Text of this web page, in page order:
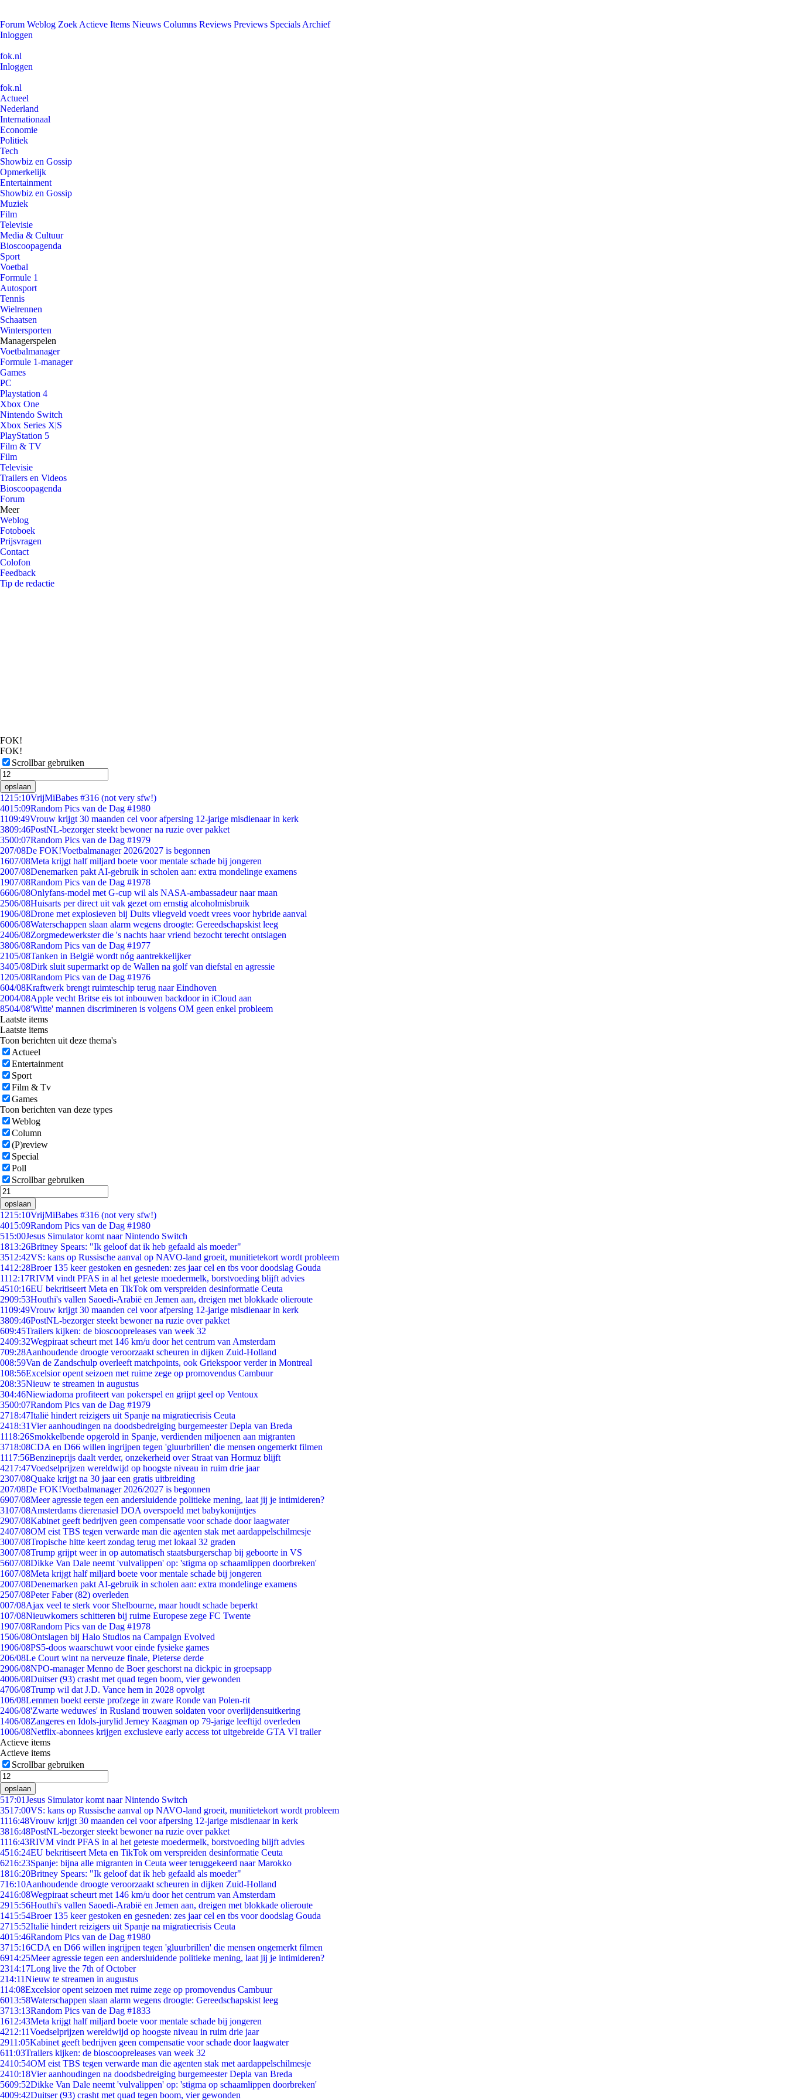
Forum Weblog Zoek Actieve Items Nieuws Columns Reviews Previews Specials Archief
Inloggen
fok.nl
Inloggen
fok.nl
Actueel
Nederland
Internationaal
Economie
Politiek
Tech
Showbiz en Gossip
Opmerkelijk
Entertainment
Showbiz en Gossip
Muziek
Film
Televisie
Media & Cultuur
Bioscoopagenda
Sport
Voetbal
Formule 1
Autosport
Tennis
Wielrennen
Schaatsen
Wintersporten
Managerspelen
Voetbalmanager
Formule 1-manager
Games
PC
Playstation 4
Xbox One
Nintendo Switch
Xbox Series X|S
PlayStation 5
Film & TV
Film
Televisie
Trailers en Videos
Bioscoopagenda
Forum
Meer
Weblog
Fotoboek
Prijsvragen
Contact
Colofon
Feedback
Tip de redactie
FOK!
FOK!
Scrollbar gebruiken
opslaan
1215:10VrijMiBabes #316 (not very sfw!)
4015:09Random Pics van de Dag #1980
1109:49Vrouw krijgt 30 maanden cel voor afpersing 12-jarige misdienaar in kerk
3809:46PostNL-bezorger steekt bewoner na ruzie over pakket
3500:07Random Pics van de Dag #1979
207/08De FOK!Voetbalmanager 2026/2027 is begonnen
1607/08Meta krijgt half miljard boete voor mentale schade bij jongeren
2007/08Denemarken pakt AI-gebruik in scholen aan: extra mondelinge examens
1907/08Random Pics van de Dag #1978
6606/08Onlyfans-model met G-cup wil als NASA-ambassadeur naar maan
2506/08Huisarts per direct uit vak gezet om ernstig alcoholmisbruik
1906/08Drone met explosieven bij Duits vliegveld voedt vrees voor hybride aanval
6006/08Waterschappen slaan alarm wegens droogte: Gereedschapskist leeg
2406/08Zorgmedewerkster die 's nachts haar vriend bezocht terecht ontslagen
3806/08Random Pics van de Dag #1977
2105/08Tanken in België wordt nóg aantrekkelijker
3405/08Dirk sluit supermarkt op de Wallen na golf van diefstal en agressie
1205/08Random Pics van de Dag #1976
604/08Kraftwerk brengt ruimteschip terug naar Eindhoven
2004/08Apple vecht Britse eis tot inbouwen backdoor in iCloud aan
8504/08'Witte' mannen discrimineren is volgens OM geen enkel probleem
Laatste items
Laatste items
Toon berichten uit deze thema's
Actueel
Entertainment
Sport
Film & Tv
Games
Toon berichten van deze types
Weblog
Column
(P)review
Special
Poll
Scrollbar gebruiken
opslaan
1215:10VrijMiBabes #316 (not very sfw!)
4015:09Random Pics van de Dag #1980
515:00Jesus Simulator komt naar Nintendo Switch
1813:26Britney Spears: "Ik geloof dat ik heb gefaald als moeder"
3512:42VS: kans op Russische aanval op NAVO-land groeit, munitietekort wordt probleem
1412:28Broer 135 keer gestoken en gesneden: zes jaar cel en tbs voor doodslag Gouda
1112:17RIVM vindt PFAS in al het geteste moedermelk, borstvoeding blijft advies
4510:16EU bekritiseert Meta en TikTok om verspreiden desinformatie Ceuta
2909:53Houthi's vallen Saoedi-Arabië en Jemen aan, dreigen met blokkade olieroute
1109:49Vrouw krijgt 30 maanden cel voor afpersing 12-jarige misdienaar in kerk
3809:46PostNL-bezorger steekt bewoner na ruzie over pakket
609:45Trailers kijken: de bioscoopreleases van week 32
2409:32Wegpiraat scheurt met 146 km/u door het centrum van Amsterdam
709:28Aanhoudende droogte veroorzaakt scheuren in dijken Zuid-Holland
008:59Van de Zandschulp overleeft matchpoints, ook Griekspoor verder in Montreal
108:56Excelsior opent seizoen met ruime zege op promovendus Cambuur
208:35Nieuw te streamen in augustus
304:46Niewiadoma profiteert van pokerspel en grijpt geel op Ventoux
3500:07Random Pics van de Dag #1979
2718:47Italië hindert reizigers uit Spanje na migratiecrisis Ceuta
2418:31Vier aanhoudingen na doodsbedreiging burgemeester Depla van Breda
1118:26Smokkelbende opgerold in Spanje, verdienden miljoenen aan migranten
3718:08CDA en D66 willen ingrijpen tegen 'gluurbrillen' die mensen ongemerkt filmen
1117:56Benzineprijs daalt verder, onzekerheid over Straat van Hormuz blijft
4217:47Voedselprijzen wereldwijd op hoogste niveau in ruim drie jaar
2307/08Quake krijgt na 30 jaar een gratis uitbreiding
207/08De FOK!Voetbalmanager 2026/2027 is begonnen
6907/08Meer agressie tegen een andersluidende politieke mening, laat jij je intimideren?
3107/08Amsterdams dierenasiel DOA overspoeld met babykonijntjes
2907/08Kabinet geeft bedrijven geen compensatie voor schade door laagwater
2407/08OM eist TBS tegen verwarde man die agenten stak met aardappelschilmesje
3007/08Tropische hitte keert zondag terug met lokaal 32 graden
3007/08Trump grijpt weer in op automatisch staatsburgerschap bij geboorte in VS
5607/08Dikke Van Dale neemt 'vulvalippen' op: 'stigma op schaamlippen doorbreken'
1607/08Meta krijgt half miljard boete voor mentale schade bij jongeren
2007/08Denemarken pakt AI-gebruik in scholen aan: extra mondelinge examens
2507/08Peter Faber (82) overleden
007/08Ajax veel te sterk voor Shelbourne, maar houdt schade beperkt
107/08Nieuwkomers schitteren bij ruime Europese zege FC Twente
1907/08Random Pics van de Dag #1978
1506/08Ontslagen bij Halo Studios na Campaign Evolved
1906/08PS5-doos waarschuwt voor einde fysieke games
206/08Le Court wint na nerveuze finale, Pieterse derde
2906/08NPO-manager Menno de Boer geschorst na dickpic in groepsapp
4006/08Duitser (93) crasht met quad tegen boom, vier gewonden
4706/08Trump wil dat J.D. Vance hem in 2028 opvolgt
106/08Lemmen boekt eerste profzege in zware Ronde van Polen-rit
2406/08'Zwarte weduwes' in Rusland trouwen soldaten voor overlijdensuitkering
1406/08Zangeres en Idols-jurylid Jerney Kaagman op 79-jarige leeftijd overleden
1006/08Netflix-abonnees krijgen exclusieve early access tot uitgebreide GTA VI trailer
Actieve items
Actieve items
Scrollbar gebruiken
opslaan
517:01Jesus Simulator komt naar Nintendo Switch
3517:00VS: kans op Russische aanval op NAVO-land groeit, munitietekort wordt probleem
1116:48Vrouw krijgt 30 maanden cel voor afpersing 12-jarige misdienaar in kerk
3816:48PostNL-bezorger steekt bewoner na ruzie over pakket
1116:43RIVM vindt PFAS in al het geteste moedermelk, borstvoeding blijft advies
4516:24EU bekritiseert Meta en TikTok om verspreiden desinformatie Ceuta
6216:23Spanje: bijna alle migranten in Ceuta weer teruggekeerd naar Marokko
1816:20Britney Spears: "Ik geloof dat ik heb gefaald als moeder"
716:10Aanhoudende droogte veroorzaakt scheuren in dijken Zuid-Holland
2416:08Wegpiraat scheurt met 146 km/u door het centrum van Amsterdam
2915:56Houthi's vallen Saoedi-Arabië en Jemen aan, dreigen met blokkade olieroute
1415:54Broer 135 keer gestoken en gesneden: zes jaar cel en tbs voor doodslag Gouda
2715:52Italië hindert reizigers uit Spanje na migratiecrisis Ceuta
4015:46Random Pics van de Dag #1980
3715:16CDA en D66 willen ingrijpen tegen 'gluurbrillen' die mensen ongemerkt filmen
6914:25Meer agressie tegen een andersluidende politieke mening, laat jij je intimideren?
2314:17Long live the 7th of October
214:11Nieuw te streamen in augustus
114:08Excelsior opent seizoen met ruime zege op promovendus Cambuur
6013:58Waterschappen slaan alarm wegens droogte: Gereedschapskist leeg
3713:13Random Pics van de Dag #1833
1612:43Meta krijgt half miljard boete voor mentale schade bij jongeren
4212:11Voedselprijzen wereldwijd op hoogste niveau in ruim drie jaar
2911:05Kabinet geeft bedrijven geen compensatie voor schade door laagwater
611:03Trailers kijken: de bioscoopreleases van week 32
2410:54OM eist TBS tegen verwarde man die agenten stak met aardappelschilmesje
2410:18Vier aanhoudingen na doodsbedreiging burgemeester Depla van Breda
5609:52Dikke Van Dale neemt 'vulvalippen' op: 'stigma op schaamlippen doorbreken'
4009:42Duitser (93) crasht met quad tegen boom, vier gewonden